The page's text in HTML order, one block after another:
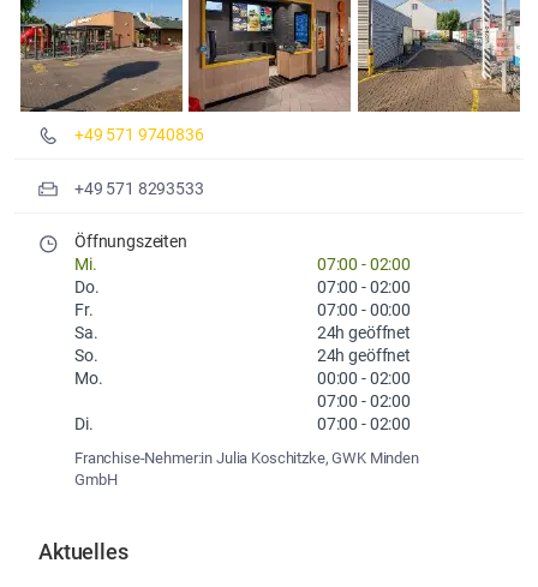
+49 571 9740836
+49 571 8293533
Öffnungszeiten
Mi.
07:00 -02:00
Do.
07:00 -02:00
Fr.
07:00 -00:00
Sa.
24h geöffnet
So.
24h geöffnet
Mo.
00:00 -02:00
07:00 -02:00
Di.
07:00 -02:00
Franchise-Nehmer:in Julia Koschitzke, GWK Minden
GmbH
Aktuelles